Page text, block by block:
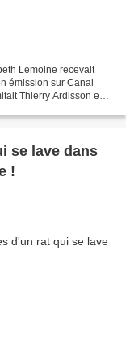
Lemoine recevait
émission sur Canal
Thierry Ardisson en
se lave dans
!